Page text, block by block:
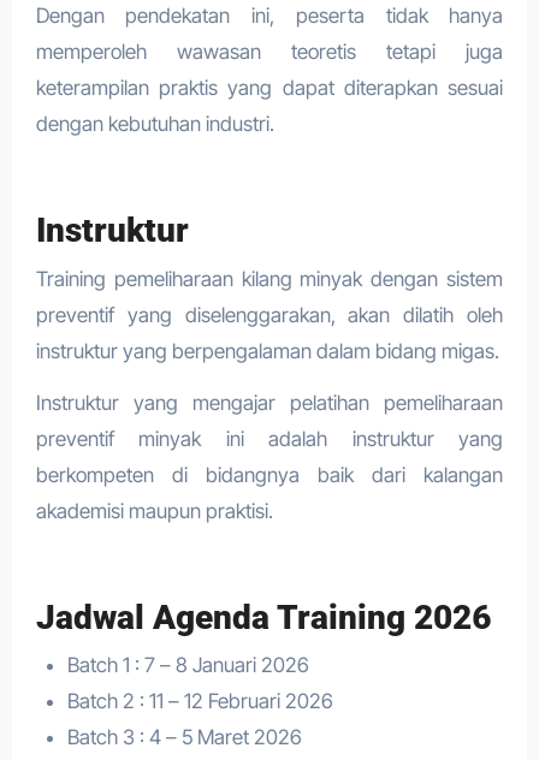
Dengan pendekatan ini, peserta tidak hanya
memperoleh wawasan teoretis tetapi juga
keterampilan praktis yang dapat diterapkan sesuai
dengan kebutuhan industri.
Instruktur
Training pemeliharaan kilang minyak dengan sistem
preventif yang diselenggarakan, akan dilatih oleh
instruktur yang berpengalaman dalam bidang migas.
Instruktur yang mengajar pelatihan pemeliharaan
preventif minyak ini adalah instruktur yang
berkompeten di bidangnya baik dari kalangan
akademisi maupun praktisi.
Jadwal Agenda Training 2026
Batch 1 : 7 – 8 Januari 2026
Batch 2 : 11 – 12 Februari 2026
Batch 3 : 4 – 5 Maret 2026